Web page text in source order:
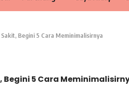
Begini 5 Cara Meminimalisirnya
Begini 5 Cara